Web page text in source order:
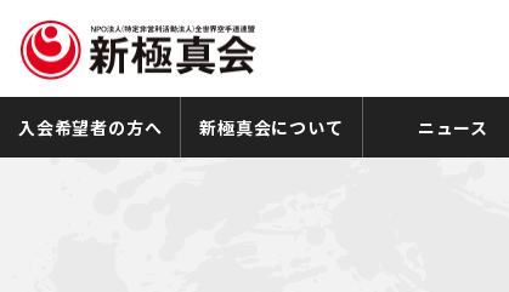
入会希望者の方へ 新極真会について ニュース